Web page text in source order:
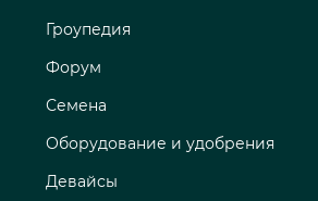
Гроупедия
Форум
Семена
Оборудование и удобрения
Девайсы